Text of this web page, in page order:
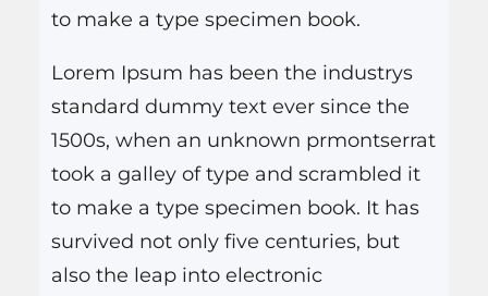
to make a type specimen book.
Lorem Ipsum has been the industrys
standard dummy text ever since the
1500s, when an unknown prmontserrat
took a galley of type and scrambled it
to make a type specimen book. It has
survived not only five centuries, but
also the leap into electronic